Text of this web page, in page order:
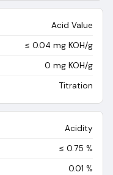
Acid Value
≤ 0.04 mg KOH/g
0 mg KOH/g
Titration
Acidity
≤ 0.75 %
0.01 %